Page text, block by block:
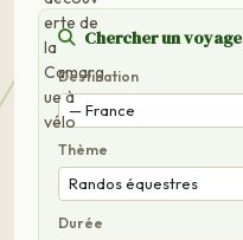
Chercher un voyage
Destination
Thème
Durée